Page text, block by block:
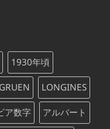
1930年頃
GRUEN LONGINES
ア数字 アルバート